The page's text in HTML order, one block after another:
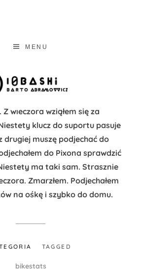
MENU
wieczora wziąłem się za
klucz do suportu pasuje
drugiej muszę podjechać do
do Pixona sprawdzić
ma taki sam. Strasznie
Zmarzłem. Podjechałem
na ośkę i szybko do domu.
bikestats
TAGGED